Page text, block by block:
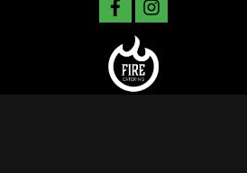
facebookinstagram